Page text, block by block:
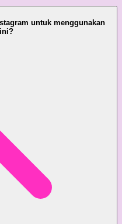
untuk menggunakan